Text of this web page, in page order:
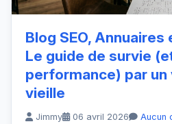
Blog SEO, Annuaires
Le guide de survie
performance) par un
vieille
Jimmy 06 avril 2026 Aucun